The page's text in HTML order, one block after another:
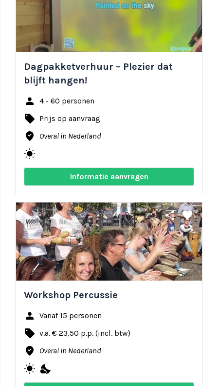
Dagpakketverhuur – Plezier dat
blijft hangen!
person 4 - 60 personen
local_offer Prijs op aanvraag
where_to_vote Overal in Nederland
wb_sunny
Informatie aanvragen
share favorite
Workshop Percussie
person Vanaf 15 personen
local_offer v.a. € 23,50 p.p. (incl. btw)
where_to_vote Overal in Nederland
wb_sunny nights_stay